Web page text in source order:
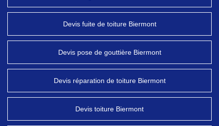
Devis fuite de toiture Biermont
Devis pose de gouttière Biermont
Devis réparation de toiture Biermont
Devis toiture Biermont